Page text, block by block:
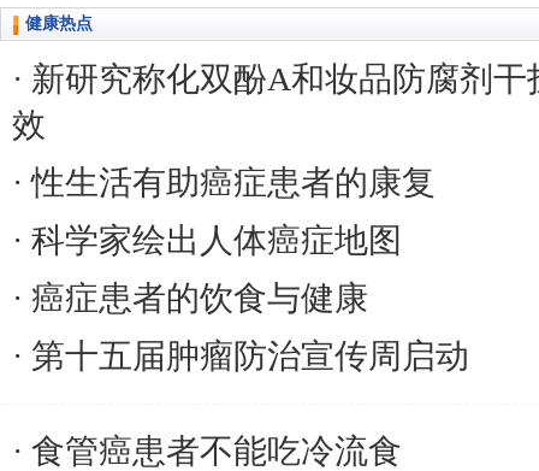
健康热点
新研究称化双酚A和妆品防腐剂干
效
性生活有助癌症患者的康复
科学家绘出人体癌症地图
癌症患者的饮食与健康
第十五届肿瘤防治宣传周启动
食管癌患者不能吃冷流食